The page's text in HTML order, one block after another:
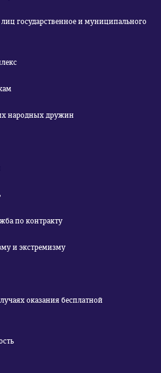
государственное и муниципального
народных дружин
по контракту
и экстремизму
оказания бесплатной